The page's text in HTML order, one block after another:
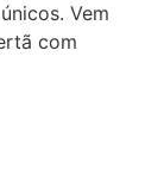
Vem
com